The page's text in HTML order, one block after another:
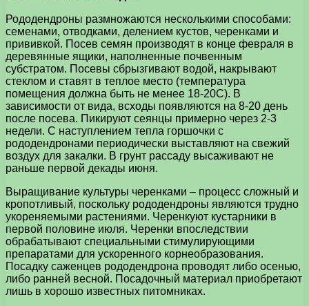
Рододендроны размножаются несколькими способами:
семенами, отводками, делением кустов, черенками и
прививкой. Посев семян производят в конце февраля в
деревянные ящики, наполненные почвенным
субстратом. Посевы сбрызгивают водой, накрывают
стеклом и ставят в теплое место (температура
помещения должна быть не менее 18-20С). В
зависимости от вида, всходы появляются на 8-20 день
после посева. Пикируют сеянцы примерно через 2-3
недели. С наступлением тепла горшочки с
рододендронами периодически выставляют на свежий
воздух для закалки. В грунт рассаду высаживают не
раньше первой декады июня.
Выращивание культуры черенками – процесс сложный и
кропотливый, поскольку рододендроны являются трудно
укореняемыми растениями. Черенкуют кустарники в
первой половине июля. Черенки впоследствии
обрабатывают специальными стимулирующими
препаратами для ускоренного корнеобразования.
Посадку саженцев рододендрона проводят либо осенью,
либо ранней весной. Посадочный материал приобретают
лишь в хорошо известных питомниках.